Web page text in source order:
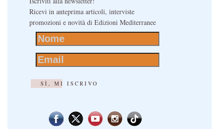
Ricevi in anteprima articoli, interviste
promozioni e novità di Edizioni Mediterranee
SÌ, MI ISCRIVO